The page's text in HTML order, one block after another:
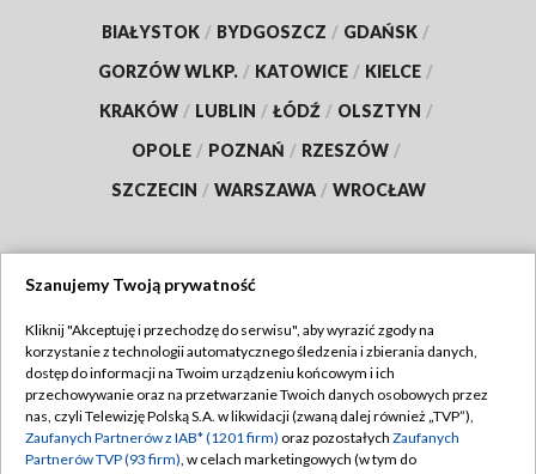
BIAŁYSTOK / BYDGOSZCZ / GDAŃSK /
GORZÓW WLKP. / KATOWICE / KIELCE /
KRAKÓW / LUBLIN / ŁÓDŹ / OLSZTYN /
OPOLE / POZNAŃ / RZESZÓW /
SZCZECIN / WARSZAWA / WROCŁAW
TVP
Abonament TVP
Emisja w TVP
Regulamin TVP
Polityka prywatności
Szanujemy Twoją prywatność
Kliknij "Akceptuję i przechodzę do serwisu", aby wyrazić zgody na
korzystanie z technologii automatycznego śledzenia i zbierania danych,
dostęp do informacji na Twoim urządzeniu końcowym i ich
przechowywanie oraz na przetwarzanie Twoich danych osobowych przez
nas, czyli Telewizję Polską S.A. w likwidacji (zwaną dalej również „TVP”),
Zaufanych Partnerów z IAB* (1201 firm) oraz pozostałych Zaufanych
Partnerów TVP (93 firm), w celach marketingowych (w tym do